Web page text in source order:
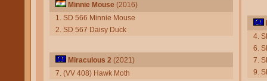
Minnie Mouse (2016)
1. SD 566 Minnie Mouse
2. SD 567 Daisy Duck
Miraculous 2 (2021)
7. (VV 408) Hawk Moth
4.
6.
7.
9.